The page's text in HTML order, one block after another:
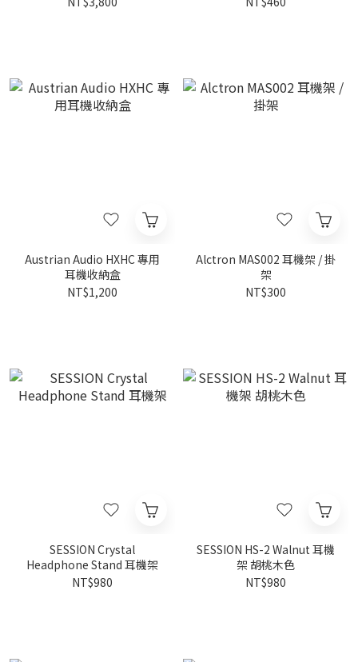
Austrian Audio HXHC 專用
耳機收納盒
NT$1,200
Alctron MAS002 耳機架 / 掛
架
NT$300
SESSION Crystal
Headphone Stand 耳機架
NT$980
SESSION HS-2 Walnut 耳機
架 胡桃木色
NT$980